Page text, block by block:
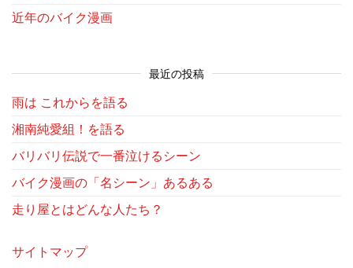
近年のバイク漫画
最近の投稿
雨は これからを語る
湘南純愛組！を語る
バリバリ伝説で一番泣けるシーン
バイク漫画の「名シーン」あるある
走り屋とはどんな人たち？
サイトマップ